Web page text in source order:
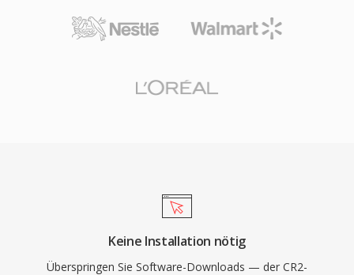
Keine Installation nötig
Überspringen Sie Software-Downloads — der CR2-